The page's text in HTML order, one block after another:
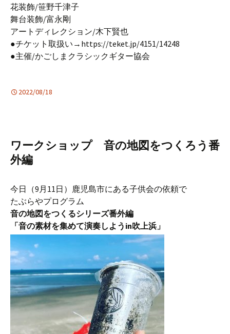
花装飾/笹野千津子
舞台装飾/富永剛
アートディレクション/木下賢也
●チケット取扱い→https://teket.jp/4151/14248
●主催/かごしまクラシックギター協会
2022/08/18
ワークショップ 音の地図をつくろう番
外編
今日（9月11日）鹿児島市にある子供会の依頼で
たぶらやプログラム
音の地図をつくるシリーズ番外編
「音の素材を集めて演奏しようin吹上浜」